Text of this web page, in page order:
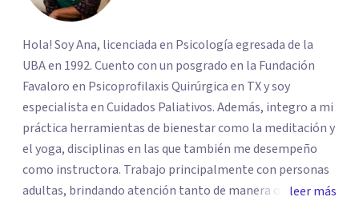
Hola! Soy Ana, licenciada en Psicología egresada de la
UBA en 1992. Cuento con un posgrado en la Fundación
Favaloro en Psicoprofilaxis Quirúrgica en TX y soy
especialista en Cuidados Paliativos. Además, integro a mi
práctica herramientas de bienestar como la meditación y
el yoga, disciplinas en las que también me desempeño
como instructora. Trabajo principalmente con personas
adultas, brindando atención tanto de manera onlineleer más